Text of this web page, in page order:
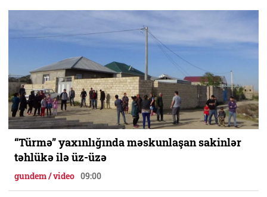
“Türmə” yaxınlığında məskunlaşan sakinlər
təhlükə ilə üz-üzə
gundem / video 09:00